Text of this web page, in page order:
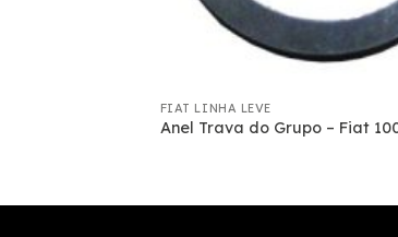
FIAT LINHA LEVE
Anel Trava do Grupo – Fiat